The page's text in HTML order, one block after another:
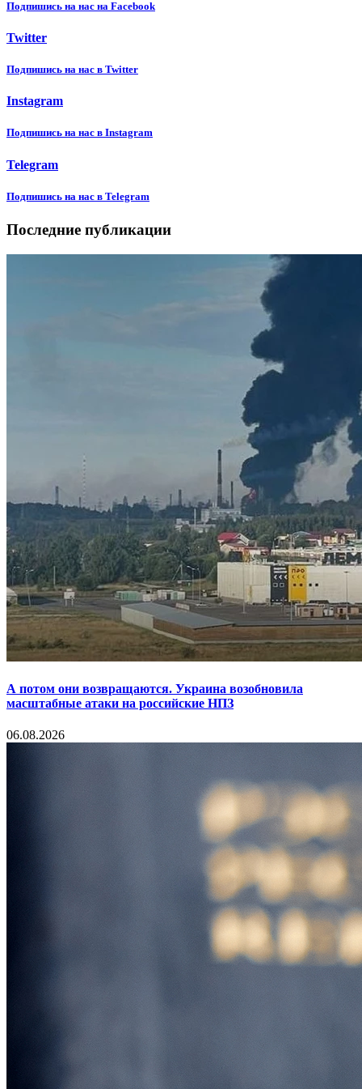
Подпишиcь на нас на Facebook
Twitter
Подпишиcь на нас в Twitter
Instagram
Подпишиcь на нас в Instagram
Telegram
Подпишиcь на нас в Telegram
Последние публикации
А потом они возвращаются. Украина возобновила
масштабные атаки на российские НПЗ
06.08.2026